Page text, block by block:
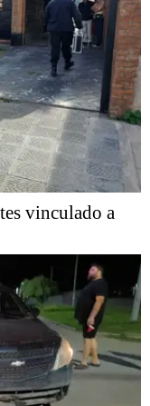
vinculado a